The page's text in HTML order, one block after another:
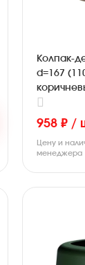
Колпак-
d=167
958 ₽ /
Цену и
менеджера